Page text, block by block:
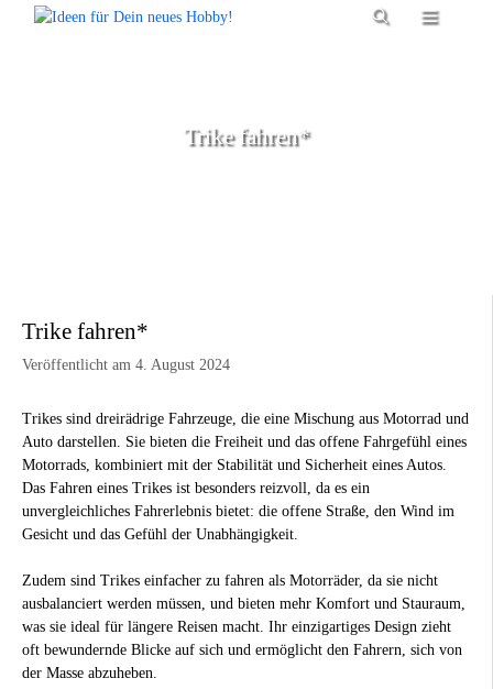
Menü
Trike fahren*
Trike fahren*
Veröffentlicht am 4. August 2024
Trikes sind dreirädrige Fahrzeuge, die eine Mischung aus Motorrad und
Auto darstellen. Sie bieten die Freiheit und das offene Fahrgefühl eines
Motorrads, kombiniert mit der Stabilität und Sicherheit eines Autos.
Das Fahren eines Trikes ist besonders reizvoll, da es ein
unvergleichliches Fahrerlebnis bietet: die offene Straße, den Wind im
Gesicht und das Gefühl der Unabhängigkeit.
Zudem sind Trikes einfacher zu fahren als Motorräder, da sie nicht
ausbalanciert werden müssen, und bieten mehr Komfort und Stauraum,
was sie ideal für längere Reisen macht. Ihr einzigartiges Design zieht
oft bewundernde Blicke auf sich und ermöglicht den Fahrern, sich von
der Masse abzuheben.